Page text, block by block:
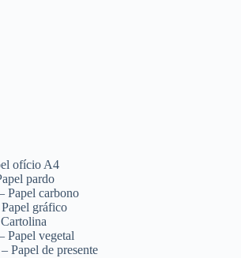
ofício A4
pardo
Papel carbono
gráfico
Papel vegetal
Papel de presente